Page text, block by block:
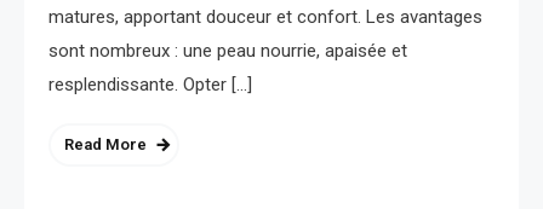
matures, apportant douceur et confort. Les avantages
sont nombreux : une peau nourrie, apaisée et
resplendissante. Opter […]
Read More